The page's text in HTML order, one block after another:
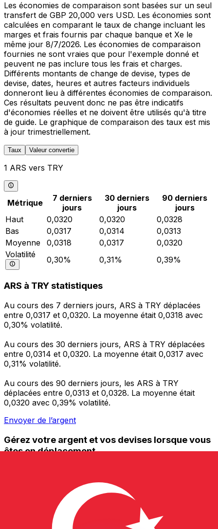
Les économies de comparaison sont basées sur un seul
transfert de GBP 20,000 vers USD. Les économies sont
calculées en comparant le taux de change incluant les
marges et frais fournis par chaque banque et Xe le
même jour 8/7/2026. Les économies de comparaison
fournies ne sont vraies que pour l'exemple donné et
peuvent ne pas inclure tous les frais et charges.
Différents montants de change de devise, types de
devise, dates, heures et autres facteurs individuels
donneront lieu à différentes économies de comparaison.
Ces résultats peuvent donc ne pas être indicatifs
d'économies réelles et ne doivent être utilisés qu'à titre
de guide. Le graphique de comparaison des taux est mis
à jour trimestriellement.
Taux Valeur convertie
1 ARS vers TRY
Métrique
7 derniers
jours
30 derniers
jours
90 derniers
jours
Haut
0,0320 0,0320
0,0328
Bas
0,0317 0,0314
0,0313
Moyenne
0,0318 0,0317
0,0320
Volatilité
0,30% 0,31% 0,39%
ARS à TRY statistiques
Au cours des 7 derniers jours, ARS à TRY déplacées
entre 0,0317 et 0,0320. La moyenne était 0,0318 avec
0,30% volatilité.
Au cours des 30 derniers jours, ARS à TRY déplacées
entre 0,0314 et 0,0320. La moyenne était 0,0317 avec
0,31% volatilité.
Au cours des 90 derniers jours, les ARS à TRY
déplacées entre 0,0313 et 0,0328. La moyenne était
0,0320 avec 0,39% volatilité.
Envoyer de l’argent
Gérez votre argent et vos devises lorsque vous
êtes en déplacement
nécessaires pour vos transferts d'argent internationaux
et la gestion de vos devises. Convertissez des devises,
programmez des alertes de taux et transférez de
l'argent à l'étranger sans frais cachés. Téléchargez
l'application dès aujourd'hui !